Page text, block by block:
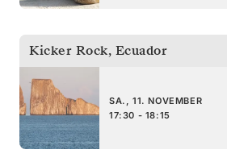
Kicker Rock, Ecuador
SA., 11. NOVEMBER
17:30 - 18:15